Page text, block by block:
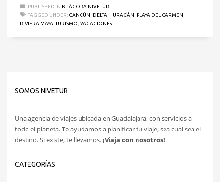
PUBLISHED IN BITÁCORA NIVETUR
TAGGED UNDER: CANCÚN DELTA HURACÁN PLAYA DEL CARMEN
RIVIERA MAYA ,TURISMO VACACIONES
SOMOS NIVETUR
Una agencia de viajes ubicada en Guadalajara, con servicios a
todo el planeta. Te ayudamos a planificar tu viaje, sea cual sea el
destino. Si existe, te llevamos.¡Viaja con nosotros!
CATEGORÍAS